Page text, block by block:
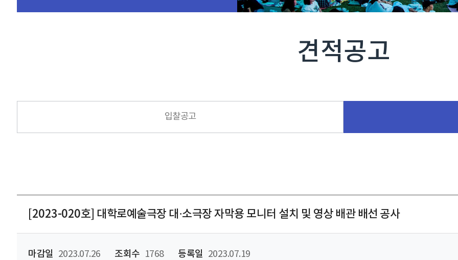
견적공고
입찰공고
[2023-020호] 대학로예술극장 대·소극장 자막용 모니터 설치 및 영상 배관 배선 공사
마감일 2023.07.26 조회수 1768 등록일 2023.07.19